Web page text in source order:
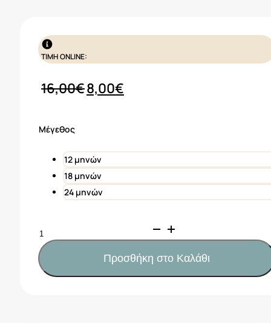
ΤΙΜΗ ONLINE:
16,00€Original
8,00€
Μέγεθος
12 μηνών
18 μηνών
24 μηνών
Mayoral
Μπλούζα
βολάν
στα
μανίκια
Προσθήκη στο Καλάθι